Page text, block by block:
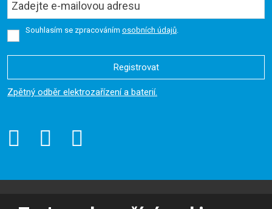
Souhlasím se zpracováním osobních údajů.
Registrovat
Formulář
odeslat.
Zpětný odběr elektrozařízení a baterií.